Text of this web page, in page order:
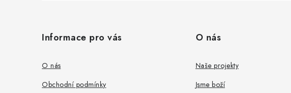
Informace pro vás
O nás
Obchodní podmínky
O nás
Naše projekty
Jsme boží